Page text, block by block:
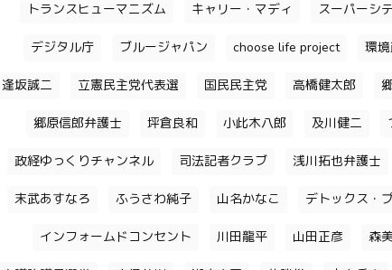
トランスヒューマニズム キャリー・マディ スーパーシ
デジタル庁 ブルージャパン choose life project 環
逢坂誠二 立憲民主党代表選 国民民主党 高橋健太郎
郷原信郎弁護士 坪倉良和 小此木八郎 及川健二
政経ゆっくりチャンネル 司法記者クラブ 浅川拓也弁護士
末武あすなろ ふうさわ純子 山名かなこ デトックス・
インフォームドコンセント 川田龍平 山田正彦 森